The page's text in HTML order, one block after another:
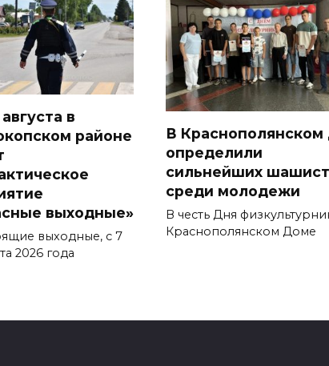
в
районе
выходные»
выходные, с 7
2026 года
В Краснополянском
определили
сильнейших
среди молодежи
В честь Дня
Краснополянском Доме